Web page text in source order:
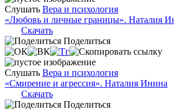
Слушать Вера и психология
«Любовь и личные границы». Наталия
Скачать
Поделиться
Слушать Вера и психология
«Смирение и агрессия». Наталия Инина
Скачать
Поделиться